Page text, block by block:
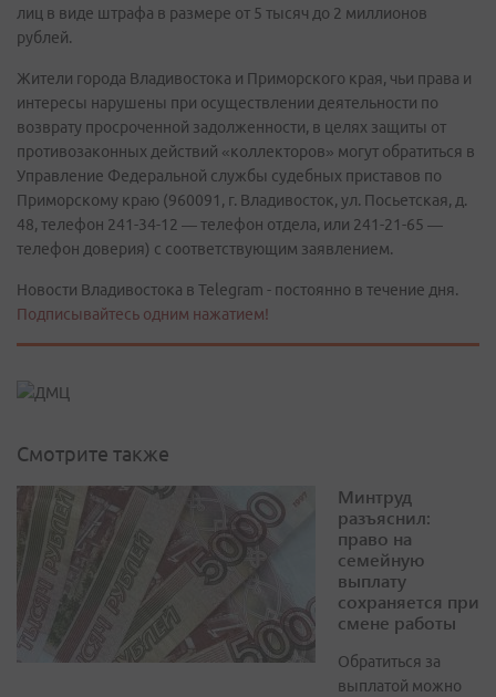
лиц в виде штрафа в размере от 5 тысяч до 2 миллионов
рублей.
Жители города Владивостока и Приморского края, чьи права и
интересы нарушены при осуществлении деятельности по
возврату просроченной задолженности, в целях защиты от
противозаконных действий «коллекторов» могут обратиться в
Управление Федеральной службы судебных приставов по
Приморскому краю (960091, г. Владивосток, ул. Посьетская, д.
48, телефон 241-34-12 — телефон отдела, или 241-21-65 —
телефон доверия) с соответствующим заявлением.
Новости Владивостока в Telegram - постоянно в течение дня.
Подписывайтесь одним нажатием!
Смотрите также
Минтруд
разъяснил:
право на
семейную
выплату
сохраняется при
смене работы
Обратиться за
выплатой можно